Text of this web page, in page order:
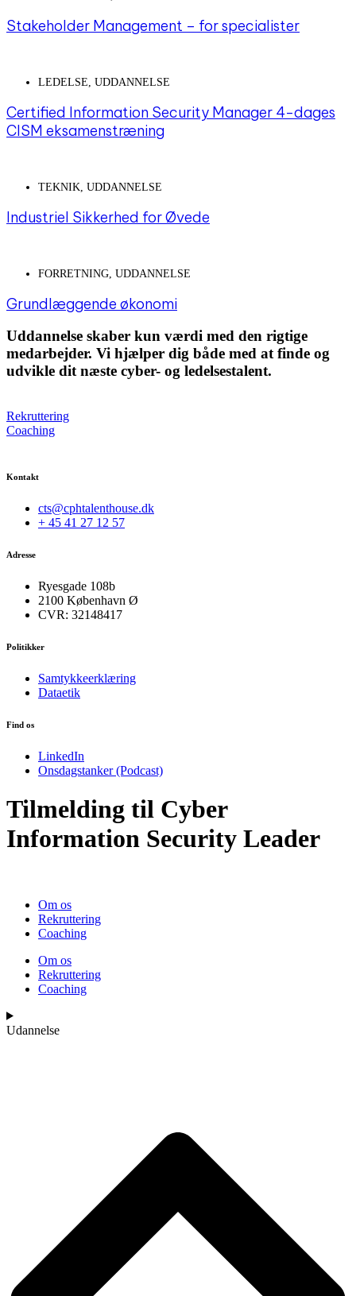
Stakeholder Management – for specialister
LEDELSE UDDANNELSE
Certified Information Security Manager 4-dages
CISM eksamenstræning​
TEKNIK UDDANNELSE
Industriel Sikkerhed for Øvede
FORRETNING UDDANNELSE
Grundlæggende økonomi
Uddannelse skaber kun værdi med den rigtige
medarbejder. Vi hjælper dig både med at finde og
udvikle dit næste cyber- og ledelsestalent.
Rekruttering
Coaching
Kontakt
cts@cphtalenthouse.dk
+ 45 41 27 12 57
Adresse
Ryesgade 108b
2100 København Ø
CVR: 32148417
Politikker
Samtykkeerklæring
Dataetik
Find os
LinkedIn
Onsdagstanker (Podcast)
Tilmelding til Cyber
Information Security Leader
Om os
Rekruttering
Coaching
Om os
Rekruttering
Coaching
Udannelse